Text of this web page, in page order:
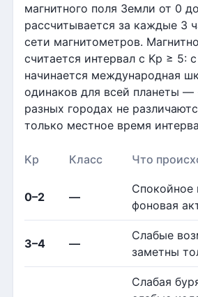
магнитного поля Земли от 0
рассчитывается за каждые 3
сети магнитометров.
считается интервал с Kp ≥ 5:
начинается международная
одинаков для всей планеты —
разных городах не
только местное время
Kp Класс Что
0–2 —
Спокойное
фоновая
3–4 —
Слабые
заметны
Слабая